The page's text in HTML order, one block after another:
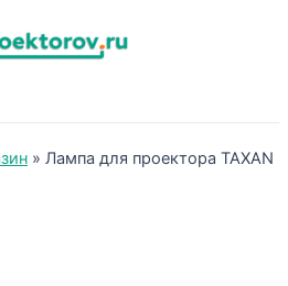
» Лампа для проектора TAXAN